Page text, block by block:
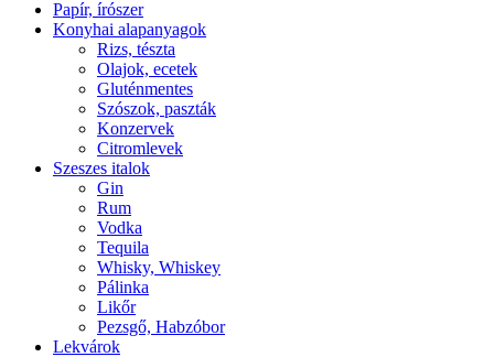
Papír, írószer
Konyhai alapanyagok
Rizs, tészta
Olajok, ecetek
Gluténmentes
Szószok, paszták
Konzervek
Citromlevek
Szeszes italok
Gin
Rum
Vodka
Tequila
Whisky, Whiskey
Pálinka
Likőr
Pezsgő, Habzóbor
Lekvárok